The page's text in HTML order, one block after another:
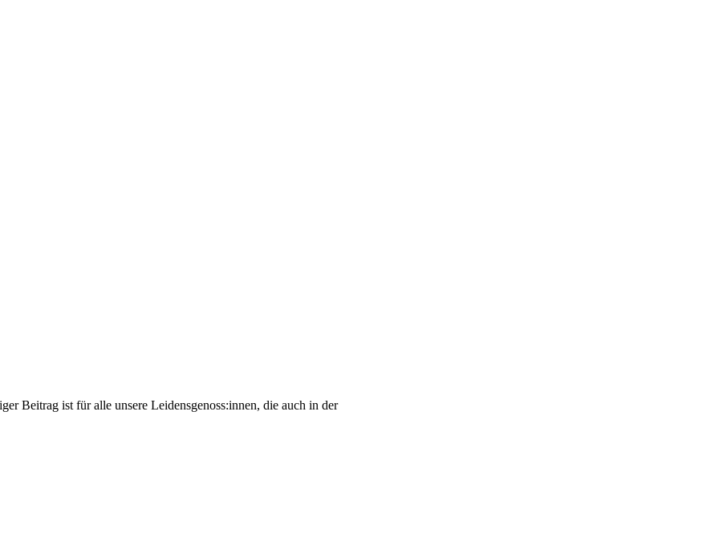
Beitrag ist für alle unsere Leidensgenoss:innen, die auch in der